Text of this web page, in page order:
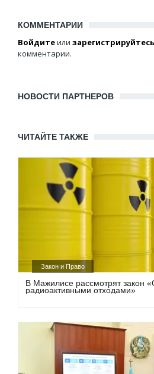
КОММЕНТАРИИ
Войдитеили зарегистрируйтесь
комментарии.
НОВОСТИ ПАРТНЕРОВ
ЧИТАЙТЕ ТАКЖЕ
Закон и Право
В Мажилисе рассмотрят закон
радиоактивными отходами»